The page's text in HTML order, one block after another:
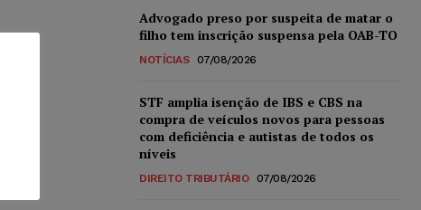
Advogado preso por suspeita de matar o
filho tem inscrição suspensa pela OAB-TO
NOTÍCIAS 07/08/2026
STF amplia isenção de IBS e CBS na
compra de veículos novos para pessoas
com deficiência e autistas de todos os
níveis
DIREITO TRIBUTÁRIO 07/08/2026